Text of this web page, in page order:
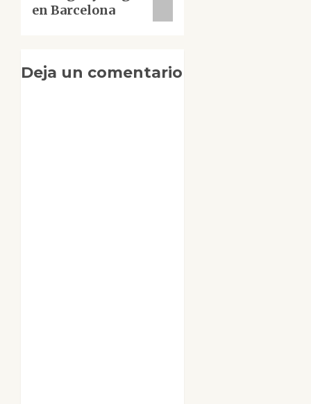
en Barcelona
Deja un comentario